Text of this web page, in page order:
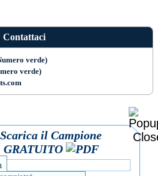
Contattaci
verde)
verde)
Scarica il Campione
GRATUITO